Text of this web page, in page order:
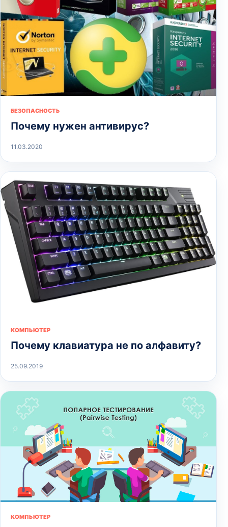
БЕЗОПАСНОСТЬ
Почему нужен антивирус?
11.03.2020
КОМПЬЮТЕР
Почему клавиатура не по алфавиту?
25.09.2019
КОМПЬЮТЕР